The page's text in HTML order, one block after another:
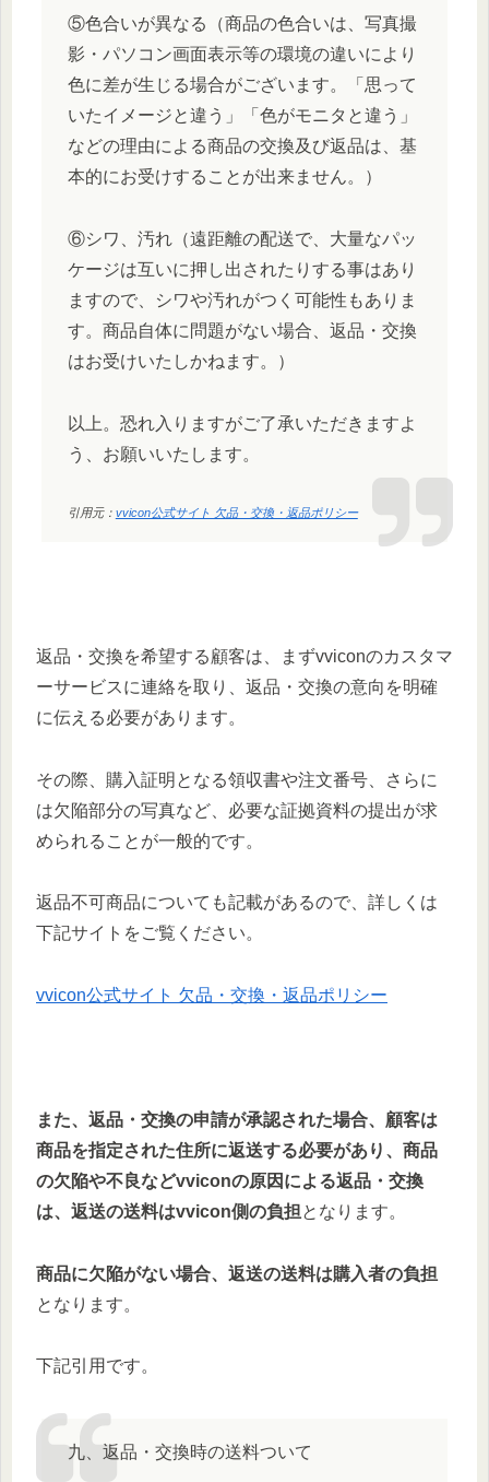
⑤色合いが異なる（商品の色合いは、写真撮
影・パソコン画面表示等の環境の違いにより
色に差が生じる場合がございます。「思って
いたイメージと違う」「色がモニタと違う」
などの理由による商品の交換及び返品は、基
本的にお受けすることが出来ません。）
⑥シワ、汚れ（遠距離の配送で、大量なパッ
ケージは互いに押し出されたりする事はあり
ますので、シワや汚れがつく可能性もありま
す。商品自体に問題がない場合、返品・交換
はお受けいたしかねます。）
以上。恐れ入りますがご了承いただきますよ
う、お願いいたします。
引用元： vvicon公式サイト 欠品・交換・返品ポリシー
返品・交換を希望する顧客は、まずvviconのカスタマ
ーサービスに連絡を取り、返品・交換の意向を明確
に伝える必要があります。
その際、購入証明となる領収書や注文番号、さらに
は欠陥部分の写真など、必要な証拠資料の提出が求
められることが一般的です。
返品不可商品についても記載があるので、詳しくは
下記サイトをご覧ください。
vvicon公式サイト 欠品・交換・返品ポリシー
また、返品・交換の申請が承認された場合、顧客は
商品を指定された住所に返送する必要があり、商品
の欠陥や不良などvviconの原因による返品・交換
は、返送の送料はvvicon側の負担となります。
商品に欠陥がない場合、返送の送料は購入者の負担
となります。
下記引用です。
九、返品・交換時の送料ついて